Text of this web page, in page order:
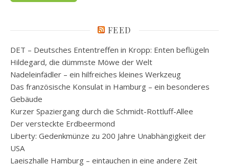
FEED
DET – Deutsches Ententreffen in Kropp: Enten beflügeln
Hildegard, die dümmste Möwe der Welt
Nadeleinfädler – ein hilfreiches kleines Werkzeug
Das französische Konsulat in Hamburg – ein besonderes
Gebäude
Kurzer Spaziergang durch die Schmidt-Rottluff-Allee
Der versteckte Erdbeermond
Liberty: Gedenkmünze zu 200 Jahre Unabhängigkeit der
USA
Laeiszhalle Hamburg – eintauchen in eine andere Zeit